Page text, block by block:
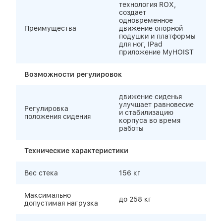
Преимущества
технология ROX,
создает
одновременное
движение опорной
подушки и платформы
для ног, IPad
приложение MyHOIST
Возможности регулировок
Регулировка
положения сидения
движение сиденья
улучшает равновесие
и стабилизацию
корпуса во время
работы
Технические характеристики
Вес стека 156 кг
Максимально
допустимая нагрузка
до 258 кг